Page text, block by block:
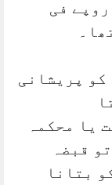
ساتھ 12ہزار روپے فی
کو پریشانی
یا محکمہ
قبضہ
بتانا